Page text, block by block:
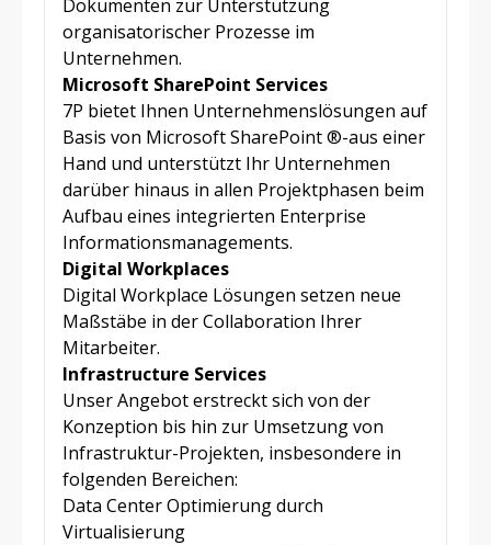
Dokumenten zur Unterstützung
organisatorischer Prozesse im
Unternehmen.
Microsoft SharePoint Services
7P bietet Ihnen Unternehmenslösungen auf
Basis von Microsoft SharePoint ®-aus einer
Hand und unterstützt Ihr Unternehmen
darüber hinaus in allen Projektphasen beim
Aufbau eines integrierten Enterprise
Informationsmanagements.
Digital Workplaces
Digital Workplace Lösungen setzen neue
Maßstäbe in der Collaboration Ihrer
Mitarbeiter.
Infrastructure Services
Unser Angebot erstreckt sich von der
Konzeption bis hin zur Umsetzung von
Infrastruktur-Projekten, insbesondere in
folgenden Bereichen:
Data Center Optimierung durch
Virtualisierung